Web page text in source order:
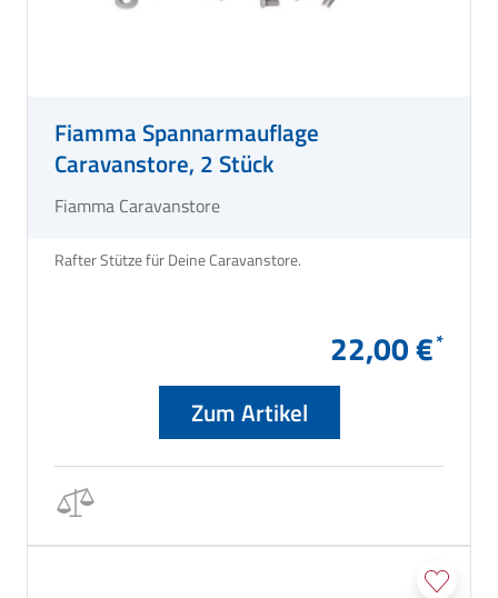
Fiamma Spannarmauflage
Caravanstore, 2 Stück
Fiamma Caravanstore
22,00 €
Zum Artikel